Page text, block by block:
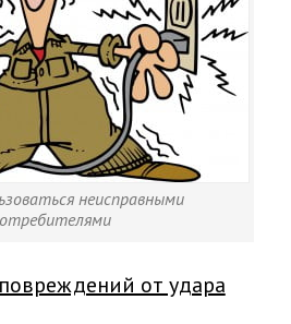
неисправными
от удара